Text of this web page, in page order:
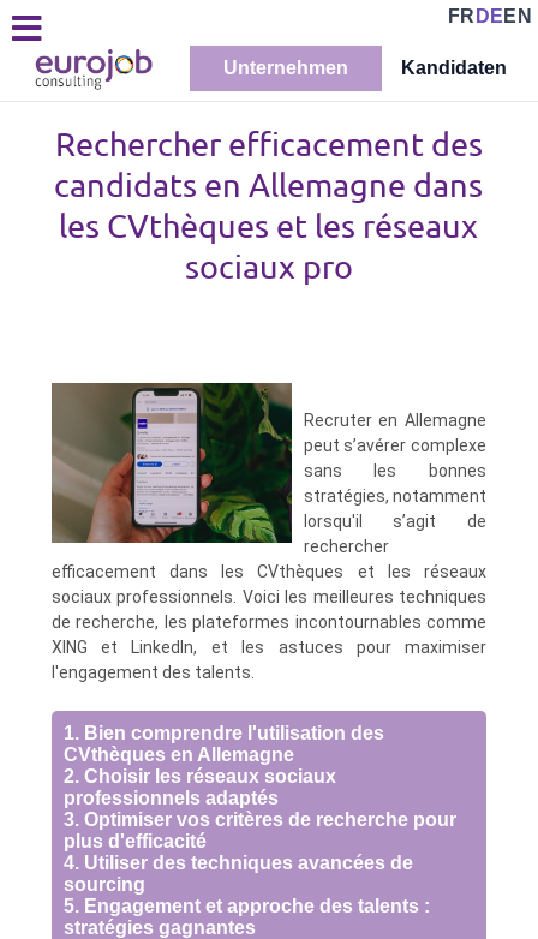
FR DE EN
Unternehmen Kandidaten
Rechercher efficacement des
candidats en Allemagne dans
les CVthèques et les réseaux
sociaux pro
Recruter en Allemagne
peut s’avérer complexe
sans les bonnes
stratégies, notamment
lorsqu'il s’agit de
rechercher
efficacement dans les CVthèques et les réseaux
sociaux professionnels. Voici les meilleures techniques
de recherche, les plateformes incontournables comme
XING et LinkedIn, et les astuces pour maximiser
l'engagement des talents.
1. Bien comprendre l'utilisation des
CVthèques en Allemagne
2. Choisir les réseaux sociaux
professionnels adaptés
3. Optimiser vos critères de recherche pour
plus d'efficacité
4. Utiliser des techniques avancées de
sourcing
5. Engagement et approche des talents :
stratégies gagnantes